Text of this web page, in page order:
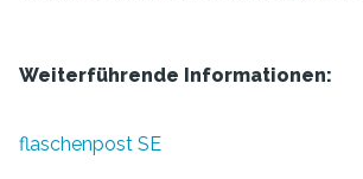
Weiterführende Informationen:
flaschenpost SE